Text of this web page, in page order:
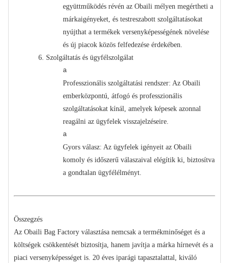
együttműködés révén az Obaili mélyen megértheti a
márkaigényeket, és testreszabott szolgáltatásokat
nyújthat a termékek versenyképességének növelése
és új piacok közös felfedezése érdekében.
6. Szolgáltatás és ügyfélszolgálat
a
Professzionális szolgáltatási rendszer: Az Obaili
emberközpontú, átfogó és professzionális
szolgáltatásokat kínál, amelyek képesek azonnal
reagálni az ügyfelek visszajelzéseire.
a
Gyors válasz: Az ügyfelek igényeit az Obaili
komoly és időszerű válaszaival elégítik ki, biztosítva
a gondtalan ügyfélélményt.
Összegzés
Az Obaili Bag Factory választása nemcsak a termékminőséget és a
költségek csökkentését biztosítja, hanem javítja a márka hírnevét és a
piaci versenyképességet is. 20 éves iparági tapasztalattal, kiváló